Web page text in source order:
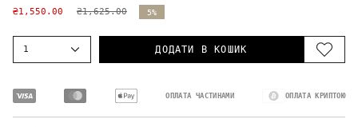
₴1,550.00 ₴1,625.00 5%
1 ДОДАТИ В КОШИК
ОПЛАТА ЧАСТИНАМИ ОПЛАТА КРИПТОЮ